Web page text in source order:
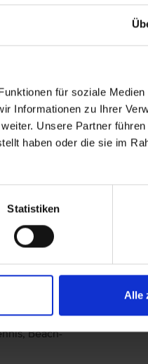
für soziale
Informationen zu Ihrer
Unsere Partner
haben oder die sie im
Statistiken
Alle
der
Beach-